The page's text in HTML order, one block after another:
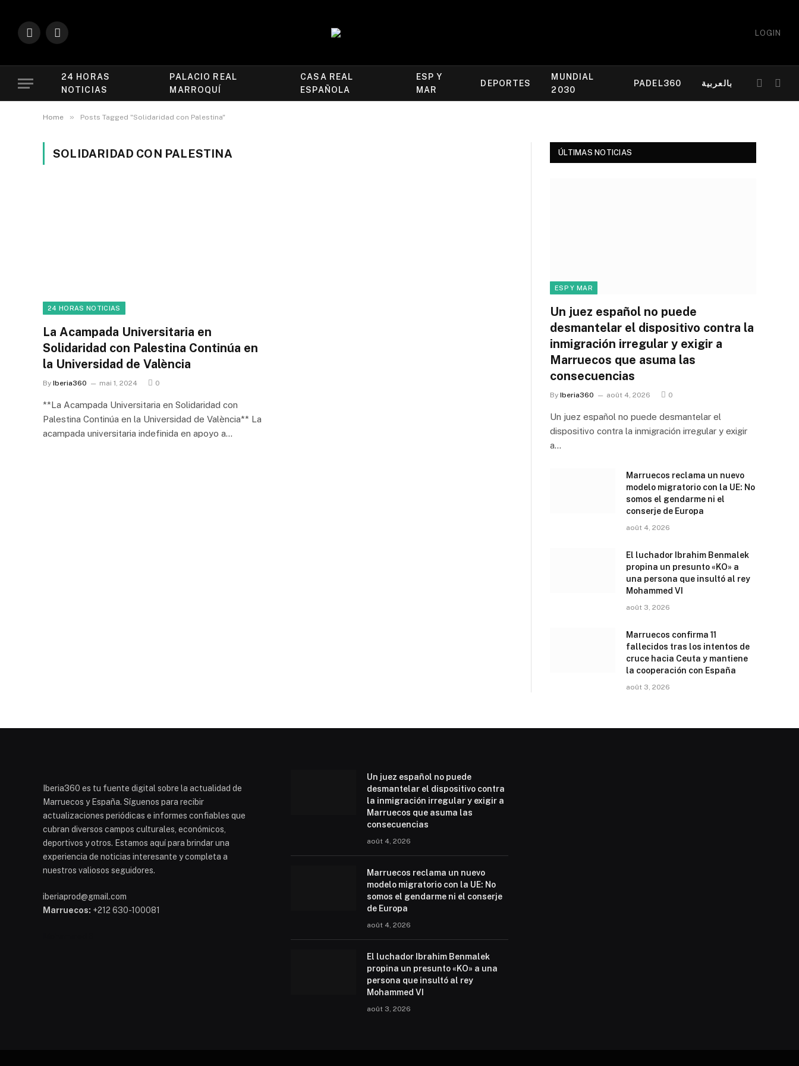
FacebookTikTok
LOGIN
24 HORAS
NOTICIAS
PALACIO REAL
MARROQUÍ
CASA REAL
ESPAÑOLA
ESP Y
MAR
DEPORTES
MUNDIAL
2030
PADEL360 بالعربية
Home » Posts Tagged "Solidaridad con Palestina"
SOLIDARIDAD CON PALESTINA
24 HORAS NOTICIAS
La Acampada Universitaria en
Solidaridad con Palestina Continúa en
la Universidad de València
By Iberia360 mai 1, 2024 0
**La Acampada Universitaria en Solidaridad con
Palestina Continúa en la Universidad de València** La
acampada universitaria indefinida en apoyo a…
ÚLTIMAS NOTICIAS
ESP Y MAR
Un juez español no puede
desmantelar el dispositivo contra la
inmigración irregular y exigir a
Marruecos que asuma las
consecuencias
By Iberia360 août 4, 2026 0
Un juez español no puede desmantelar el
dispositivo contra la inmigración irregular y exigir
a…
Marruecos reclama un nuevo
modelo migratorio con la UE: No
somos el gendarme ni el
conserje de Europa
août 4, 2026
El luchador Ibrahim Benmalek
propina un presunto «KO» a
una persona que insultó al rey
Mohammed VI
août 3, 2026
Marruecos confirma 11
fallecidos tras los intentos de
cruce hacia Ceuta y mantiene
la cooperación con España
août 3, 2026
Iberia360 es tu fuente digital sobre la actualidad de
Marruecos y España. Síguenos para recibir
actualizaciones periódicas e informes confiables que
cubran diversos campos culturales, económicos,
deportivos y otros. Estamos aquí para brindar una
experiencia de noticias interesante y completa a
nuestros valiosos seguidores.
iberiaprod@gmail.com
Marruecos: +212 630-100081
Un juez español no puede
desmantelar el dispositivo contra
la inmigración irregular y exigir a
Marruecos que asuma las
consecuencias
août 4, 2026
Marruecos reclama un nuevo
modelo migratorio con la UE: No
somos el gendarme ni el conserje
de Europa
août 4, 2026
El luchador Ibrahim Benmalek
propina un presunto «KO» a una
persona que insultó al rey
Mohammed VI
août 3, 2026